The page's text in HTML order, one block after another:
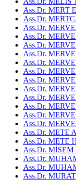
Ass.Dr. MERT
Ass.Dr.
Ass.Dr.
Ass.Dr.
Ass.Dr.
Ass.Dr.
Ass.Dr.
Ass.Dr.
Ass.Dr.
Ass.Dr.
Ass.Dr.
Ass.Dr.
Ass.Dr.
Ass.Dr.
Ass.Dr. METE
Ass.Dr. METE
Ass.Dr.
Ass.Dr.
Ass.Dr.
Ass.Dr.